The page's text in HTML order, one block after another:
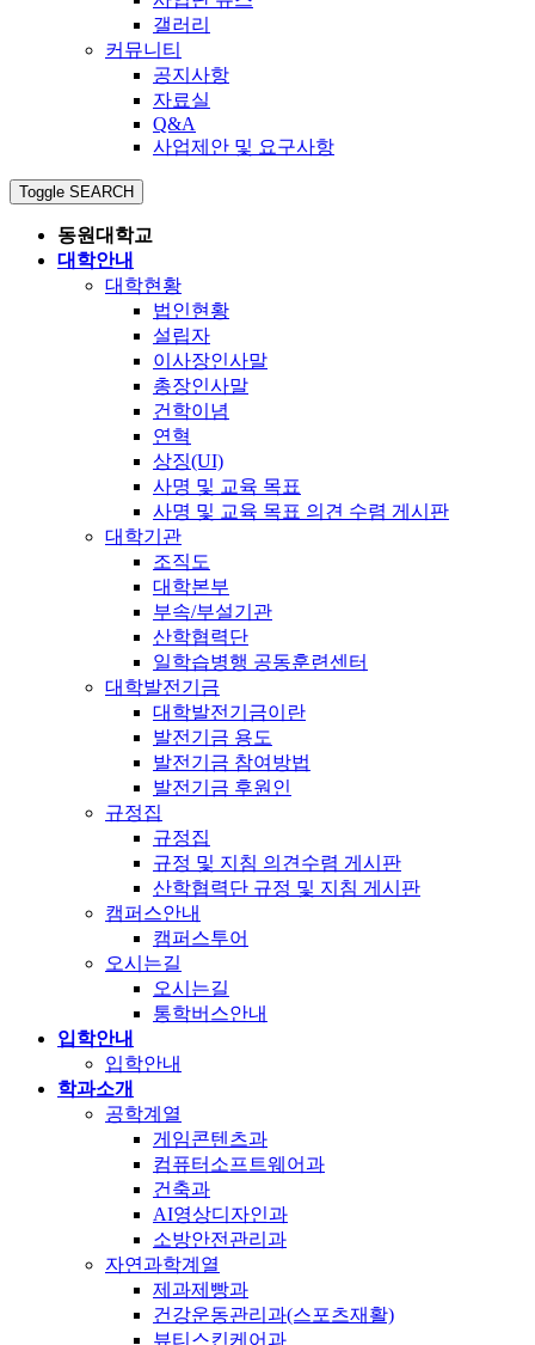
갤러리
커뮤니티
공지사항
자료실
Q&A
사업제안 및 요구사항
Toggle SEARCH
동원대학교
대학안내
대학현황
법인현황
설립자
이사장인사말
총장인사말
건학이념
연혁
상징(UI)
사명 및 교육 목표
사명 및 교육 목표 의견 수렴 게시판
대학기관
조직도
대학본부
부속/부설기관
산학협력단
일학습병행 공동훈련센터
대학발전기금
대학발전기금이란
발전기금 용도
발전기금 참여방법
발전기금 후원인
규정집
규정집
규정 및 지침 의견수렴 게시판
산학협력단 규정 및 지침 게시판
캠퍼스안내
캠퍼스투어
오시는길
오시는길
통학버스안내
입학안내
입학안내
학과소개
공학계열
게임콘텐츠과
컴퓨터소프트웨어과
건축과
AI영상디자인과
소방안전관리과
자연과학계열
제과제빵과
건강운동관리과(스포츠재활)
뷰티스킨케어과